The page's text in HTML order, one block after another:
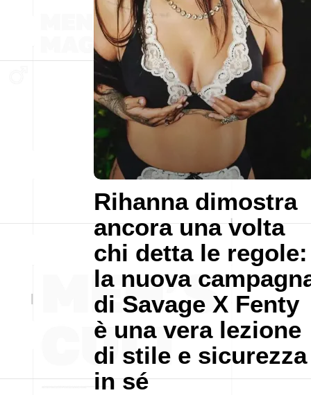
Rihanna dimostra
ancora una volta
chi detta le regole:
la nuova
di Savage X Fenty
è una vera lezione
di stile e sicurezza
in sé